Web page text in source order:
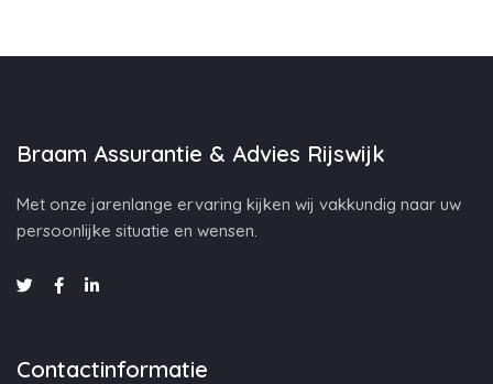
Braam Assurantie & Advies Rijswijk
Met onze jarenlange ervaring kijken wij vakkundig naar uw
persoonlijke situatie en wensen.
Contactinformatie